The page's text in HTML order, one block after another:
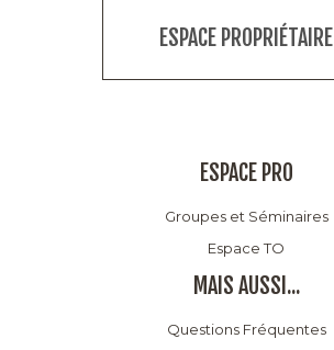
ESPACE PROPRIÉTAIRE
ESPACE PRO
Groupes et Séminaires
Espace TO
MAIS AUSSI...
Questions Fréquentes